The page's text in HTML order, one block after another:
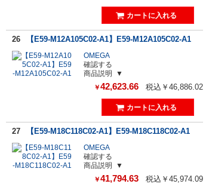
26 【E59-M12A105C02-A1】E59-M12A105C02-A1
OMEGA
確認する
商品説明
￥42,623.66 税込￥46,886.02
27 【E59-M18C118C02-A1】E59-M18C118C02-A1
OMEGA
確認する
商品説明
￥41,794.63 税込￥45,974.09